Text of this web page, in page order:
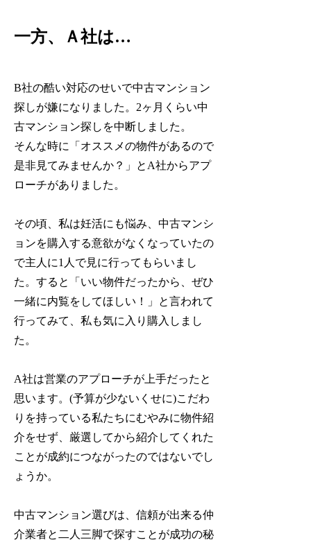
一方、Ａ社は…
B社の酷い対応のせいで中古マンション
探しが嫌になりました。2ヶ月くらい中
古マンション探しを中断しました。
そんな時に「オススメの物件があるので
是非見てみませんか？」とA社からアプ
ローチがありました。
その頃、私は妊活にも悩み、中古マンシ
ョンを購入する意欲がなくなっていたの
で主人に1人で見に行ってもらいまし
た。すると「いい物件だったから、ぜひ
一緒に内覧をしてほしい！」と言われて
行ってみて、私も気に入り購入しまし
た。
A社は営業のアプローチが上手だったと
思います。(予算が少ないくせに)こだわ
りを持っている私たちにむやみに物件紹
介をせず、厳選してから紹介してくれた
ことが成約につながったのではないでし
ょうか。
中古マンション選びは、信頼が出来る仲
介業者と二人三脚で探すことが成功の秘